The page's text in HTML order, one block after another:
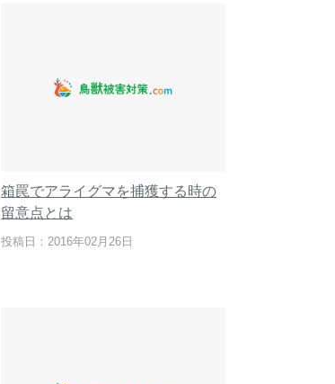
箱罠でアライグマを捕獲する時の
留意点とは
投稿日：2016年02月26日